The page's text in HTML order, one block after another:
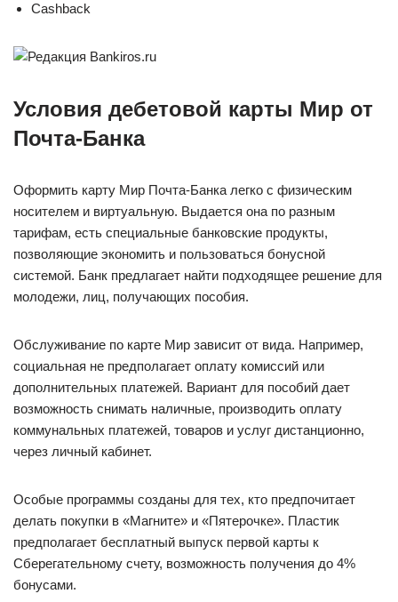
Cashback
Условия дебетовой карты Мир от
Почта-Банка
Оформить карту Мир Почта-Банка легко с физическим
носителем и виртуальную. Выдается она по разным
тарифам, есть специальные банковские продукты,
позволяющие экономить и пользоваться бонусной
системой. Банк предлагает найти подходящее решение для
молодежи, лиц, получающих пособия.
Обслуживание по карте Мир зависит от вида. Например,
социальная не предполагает оплату комиссий или
дополнительных платежей. Вариант для пособий дает
возможность снимать наличные, производить оплату
коммунальных платежей, товаров и услуг дистанционно,
через личный кабинет.
Особые программы созданы для тех, кто предпочитает
делать покупки в «Магните» и «Пятерочке». Пластик
предполагает бесплатный выпуск первой карты к
Сберегательному счету, возможность получения до 4%
бонусами.